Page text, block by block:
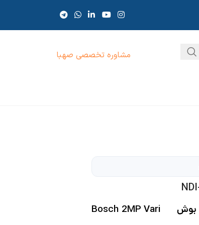
مشاوره تخصصی صهبا
دوربین مداربسته دام متغیر 2MP بوش Bosch 2MP Vari